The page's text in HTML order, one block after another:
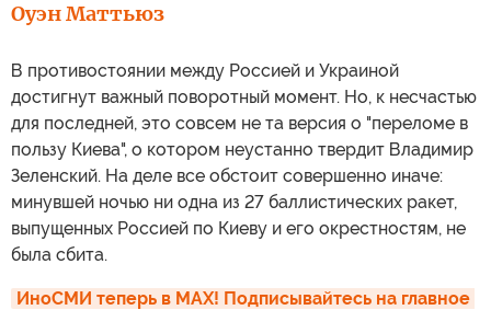
Оуэн Маттьюз
В противостоянии между Россией и Украиной
достигнут важный поворотный момент. Но, к несчастью
для последней, это совсем не та версия о "переломе в
пользу Киева", о котором неустанно твердит Владимир
Зеленский. На деле все обстоит совершенно иначе:
минувшей ночью ни одна из 27 баллистических ракет,
выпущенных Россией по Киеву и его окрестностям, не
была сбита.
ИноСМИ теперь в MAX! Подписывайтесь на главное